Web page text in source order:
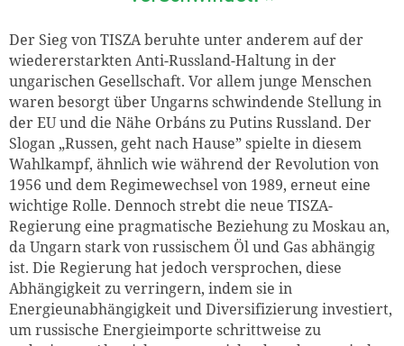
Der Sieg von TISZA beruhte unter anderem auf der
wiedererstarkten Anti-Russland-Haltung in der
ungarischen Gesellschaft. Vor allem junge Menschen
waren besorgt über Ungarns schwindende Stellung in
der EU und die Nähe Orbáns zu Putins Russland. Der
Slogan „Russen, geht nach Hause” spielte in diesem
Wahlkampf, ähnlich wie während der Revolution von
1956 und dem Regimewechsel von 1989, erneut eine
wichtige Rolle. Dennoch strebt die neue TISZA-
Regierung eine pragmatische Beziehung zu Moskau an,
da Ungarn stark von russischem Öl und Gas abhängig
ist. Die Regierung hat jedoch versprochen, diese
Abhängigkeit zu verringern, indem sie in
Energieunabhängigkeit und Diversifizierung investiert,
um russische Energieimporte schrittweise zu